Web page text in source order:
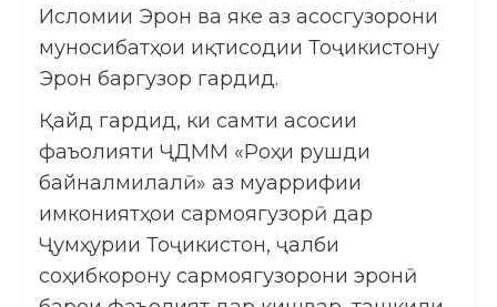
Исломии Эрон ва яке аз асосгузорони
муносибатҳои иқтисодии Тоҷикистону
Эрон баргузор гардид.
Қайд гардид, ки самти асосии
фаъолияти ҶДММ «Роҳи рушди
байналмилалӣ» аз муаррифии
имкониятҳои сармоягузорӣ дар
Ҷумҳурии Тоҷикистон, ҷалби
соҳибкорону сармоягузорони эронӣ